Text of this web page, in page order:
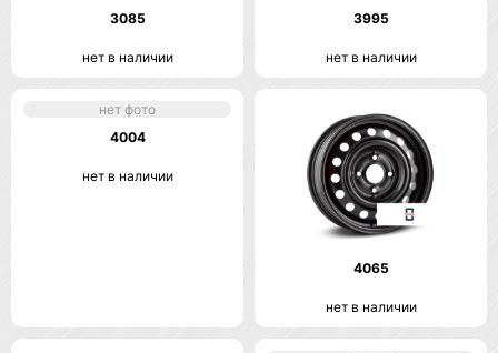
3085
нет в наличии
3995
нет в наличии
нет фото
4004
нет в наличии
4065
нет в наличии